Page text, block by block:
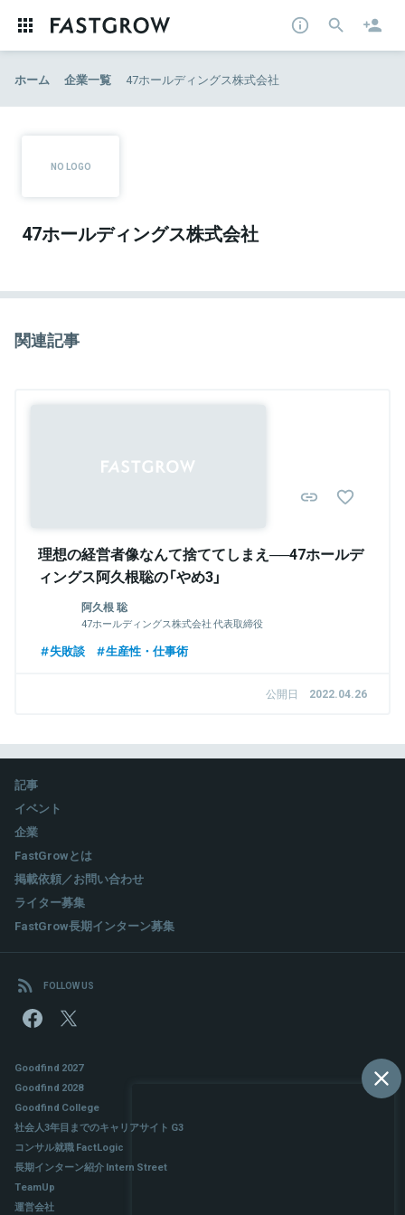
ホーム 企業一覧 47ホールディングス株式会社
47ホールディングス株式会社
関連記事
理想の経営者像なんて捨ててしまえ──47ホールデ
ィングス阿久根聡の「やめ3」
阿久根 聡
47ホールディングス株式会社 代表取締役
失敗談 生産性・仕事術
公開日 2022.04.26
記事
イベント
企業
FastGrowとは
掲載依頼／お問い合わせ
ライター募集
FastGrow長期インターン募集
FOLLOW US
Goodfind 2027
Goodfind 2028
Goodfind College
社会人3年目までのキャリアサイト G3
コンサル就職 FactLogic
長期インターン紹介 Intern Street
TeamUp
運営会社